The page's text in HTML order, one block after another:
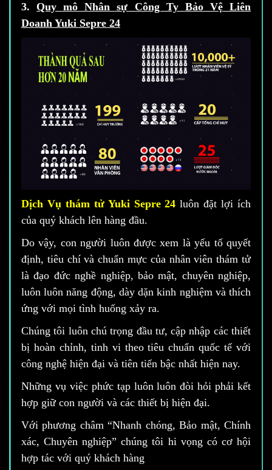
3.Quy mô Nhân sự Công Ty Bảo Vệ Liên
Doanh Yuki Sepre 24
Dịch Vụ thám tử Yuki Sepre 24 luôn đặt lợi ích
của quý khách lên hàng đầu.
Do vậy, con người luôn được xem là yếu tố quyết
định, tiêu chí và chuẩn mực của nhân viên thám tử
là đạo đức nghề nghiệp, bảo mật, chuyên nghiệp,
luôn luôn năng động, dày dặn kinh nghiệm và thích
ứng với mọi tình huống xảy ra.
Chúng tôi luôn chú trọng đầu tư, cập nhập các thiết
bị hoàn chỉnh, tinh vi theo tiêu chuẩn quốc tế với
công nghệ hiện đại và tiên tiến bậc nhất hiện nay.
Những vụ việc phức tạp luôn luôn đòi hỏi phải kết
hợp giữ con người và các thiết bị hiện đại.
Với phương châm “Nhanh chóng, Bảo mật, Chính
xác, Chuyên nghiệp” chúng tôi hi vọng có cơ hội
hợp tác với quý khách hàng